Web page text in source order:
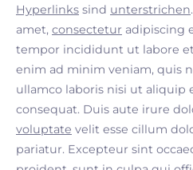
Hyperlinks sind unterstrichen
amet, consectetur adipiscing
tempor incididunt ut labore
enim ad minim veniam, quis
ullamco laboris nisi ut aliquip
consequat. Duis aute irure
voluptate velit esse cillum
pariatur. Excepteur sint